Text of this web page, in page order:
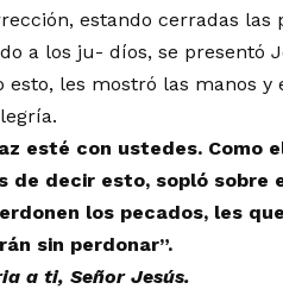
estando cerradas las
a los ju- díos, se presentó
esto, les mostró las manos
esté con ustedes. Como
s de decir esto, sopló sobre
los pecados, les
án sin perdonar”.
a ti, SeñorJesús.